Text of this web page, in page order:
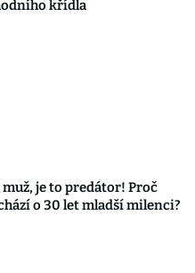
křídla
je to predátor! Proč
o 30 let mladší milenci?